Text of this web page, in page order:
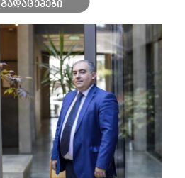
გადაცემები